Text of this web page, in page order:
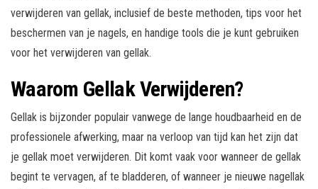
verwijderen van gellak, inclusief de beste methoden, tips voor het
beschermen van je nagels, en handige tools die je kunt gebruiken
voor het verwijderen van gellak.
Waarom Gellak Verwijderen?
Gellak is bijzonder populair vanwege de lange houdbaarheid en de
professionele afwerking, maar na verloop van tijd kan het zijn dat
je gellak moet verwijderen. Dit komt vaak voor wanneer de gellak
begint te vervagen, af te bladderen, of wanneer je nieuwe nagellak